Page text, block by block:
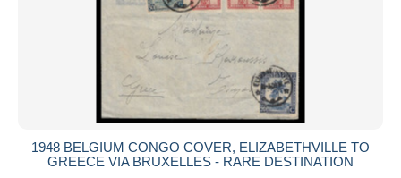
1948 BELGIUM CONGO COVER, ELIZABETHVILLE TO
GREECE VIA BRUXELLES - RARE DESTINATION